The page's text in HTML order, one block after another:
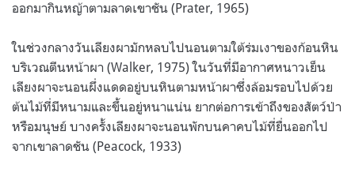
ออกมากินหญ้าตามลาดเขาชัน (Prater, 1965)
ในช่วงกลางวันเลียงผามักหลบไปนอนตามใต้ร่มเงาของก้อนหิน
บริเวณตีนหน้าผา (Walker, 1975) ในวันที่มีอากาศหนาวเย็น
เลียงผาจะนอนผึ่งแดดอยู่บนหินตามหน้าผาซึ่งล้อมรอบไปด้วย
ต้นไม้ที่มีหนามและขึ้นอยู่หนาแน่น ยากต่อการเข้าถึงของสัตว์ป่า
หรือมนุษย์ บางครั้งเลียงผาจะนอนพักบนคาคบไม้ที่ยื่นออกไป
จากเขาลาดชัน (Peacock, 1933)